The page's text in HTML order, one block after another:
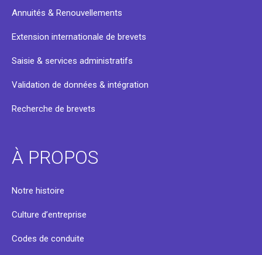
Annuités & Renouvellements
Extension internationale de brevets
Saisie & services administratifs
Validation de données & intégration
Recherche de brevets
À PROPOS
Notre histoire
Culture d’entreprise
Codes de conduite